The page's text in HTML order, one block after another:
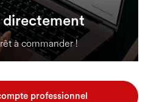
directement
à commander !
professionnel